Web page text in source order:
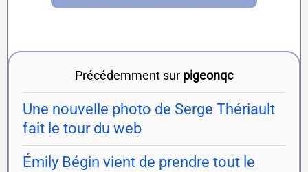
Précédemment sur pigeonqc
Une nouvelle photo de Serge Thériault
fait le tour du web
Émily Bégin vient de prendre tout le